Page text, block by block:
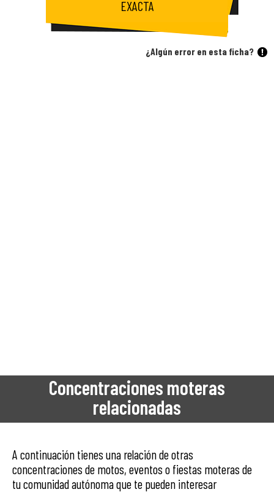
EXACTA
¿Algún error en esta ficha?
Concentraciones moteras
relacionadas
A continuación tienes una relación de otras
concentraciones de motos, eventos o fiestas moteras de
tu comunidad autónoma que te pueden interesar